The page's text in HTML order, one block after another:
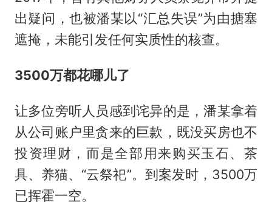
出疑问，也被潘某以“汇总失误”为由搪塞
遮掩，未能引发任何实质性的核查。
3500万都花哪儿了
让多位旁听人员感到诧异的是，潘某拿着
从公司账户里贪来的巨款，既没买房也不
投资理财，而是全部用来购买玉石、茶
具、养猫、“云祭祀”。到案发时，3500万
已挥霍一空。